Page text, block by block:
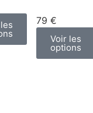
79 €
Voir les
options